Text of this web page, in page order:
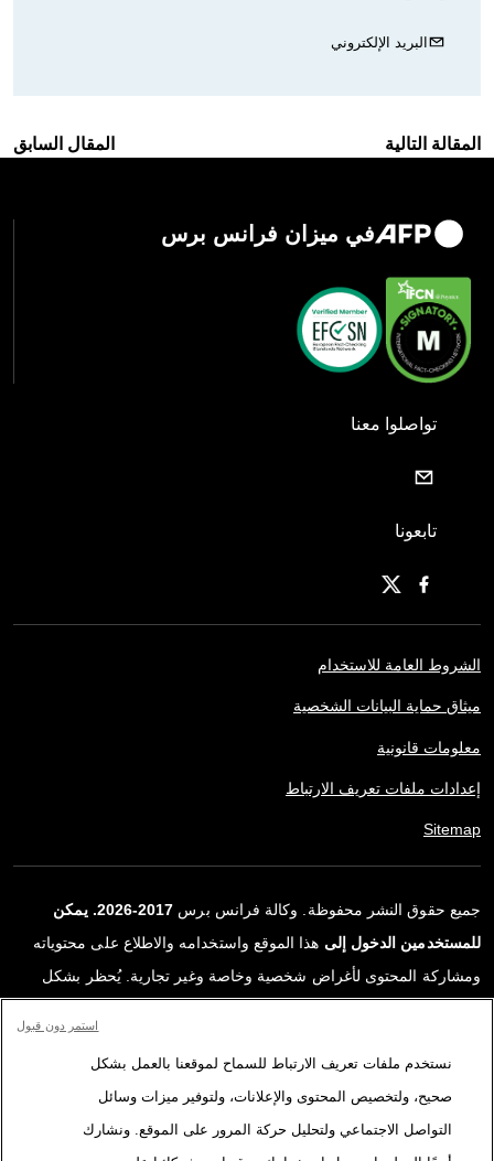
البريد الإلكتروني
المقالة التالية المقال السابق
في ميزان فرانس برس
تواصلوا معنا
تابعونا
الشروط العامة للاستخدام
ميثاق حماية البيانات الشخصية
معلومات قانونية
إعدادات ملفات تعريف الارتباط
Sitemap
جميع حقوق النشر محفوظة. وكالة فرانس برس
2017-2026. يمكن
للمستخدمين الدخول إلى هذا الموقع واستخدامه والاطلاع على محتوياته
ومشاركة المحتوى لأغراض شخصية وخاصة وغير تجارية. يُحظر بشكل
ترخيص محددة موقعة مع وكالة فرانس برس. المواد والروابط الواردة في
التقارير، والتي لم تنتجها وكالة فرانس برس، مستخدمة فقط وبالقدر
اللازم كعناصر إثبات لمحتوى هذه التقارير. لم تحصل فرانس برس على أي
نستخدم ملفات تعريف الارتباط للسماح لموقعنا بالعمل بشكل
صحيح، ولتخصيص المحتوى والإعلانات، ولتوفير ميزات وسائل
التواصل الاجتماعي ولتحليل حركة المرور على الموقع. ونشارك
استمر دون قبول